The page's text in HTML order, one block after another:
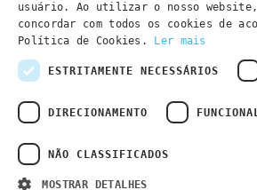
Podes também contactar-
secretaria@lsd.pt-
cursos@lsd.pt- informações
Política de Privacidade
usuário. Ao utilizar o nosso
concordar com todos os cookies de
Política de Cookies.
Ler mais
ESTRITAMENTE NECESSÁRIOS
DIRECIONAMENTO
NÃO CLASSIFICADOS
MOSTRAR DETALHES